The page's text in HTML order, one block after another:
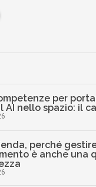
per
AI nello spazio: il
perché
è anche una